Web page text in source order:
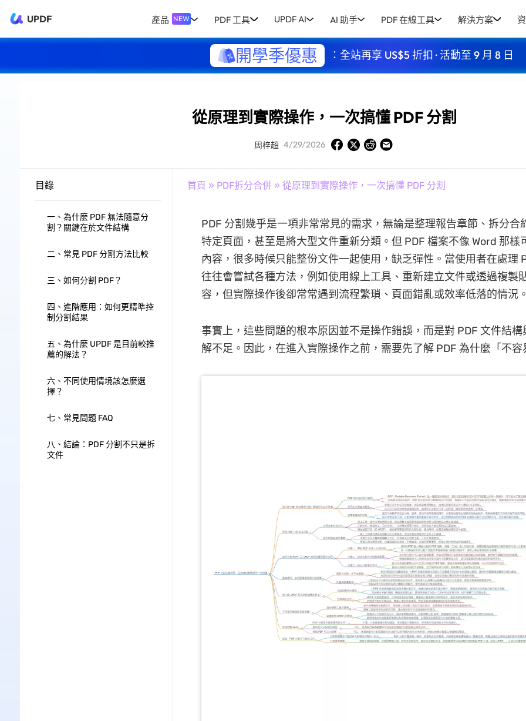
UPDF 產品 NEW PDF 工具 UPDF AI AI 助手 PDF 在線工具 解決方案
開學季優惠 ：全站再享 US$5 折扣 · 活動至 9 月 8 日
從原理到實際操作，一次搞懂 PDF 分割
周梓超 4/29/2026
目錄
一、為什麼 PDF 無法隨意分
割？關鍵在於文件結構
二、常見 PDF 分割方法比較
三、如何分割 PDF？
四、進階應用：如何更精準控
制分割結果
五、為什麼 UPDF 是目前較推
薦的解法？
六、不同使用情境該怎麼選
擇？
七、常見問題 FAQ
八、結論：PDF 分割不只是拆
文件
首頁 » PDF拆分合併» 從原理到實際操作，一次搞懂 PDF 分割
PDF 分割幾乎是一項非常常見的需求，無論是整理報告章節、拆分合
特定頁面，甚至是將大型文件重新分類。但 PDF 檔案不像 Word 那樣
內容，很多時候只能整份文件一起使用，缺乏彈性。當使用者在處理
往往會嘗試各種方法，例如使用線上工具、重新建立文件或透過複製
容，但實際操作後卻常常遇到流程繁瑣、頁面錯亂或效率低落的情況
事實上，這些問題的根本原因並不是操作錯誤，而是對 PDF 文件結
解不足。因此，在進入實際操作之前，需要先了解 PDF 為什麼「不容